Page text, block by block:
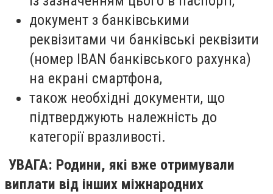
документ з банківськими
реквізитами чи банківські реквізити
(номер IBAN банківського рахунка)
на екрані смартфона,
також необхідні документи, що
підтверджують належність до
категорії вразливості.
УВАГА: Родини, які вже отримували
виплати від інших міжнародних